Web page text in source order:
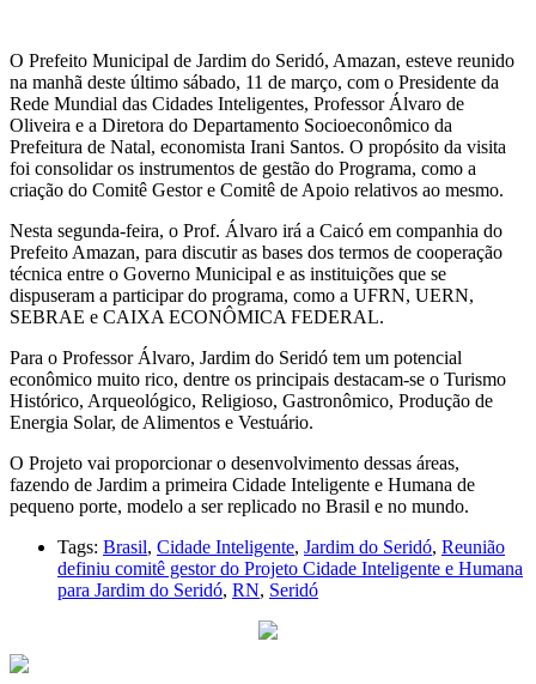
O Prefeito Municipal de Jardim do Seridó, Amazan, esteve reunido
na manhã deste último sábado, 11 de março, com o Presidente da
Rede Mundial das Cidades Inteligentes, Professor Álvaro de
Oliveira e a Diretora do Departamento Socioeconômico da
Prefeitura de Natal, economista Irani Santos. O propósito da visita
foi consolidar os instrumentos de gestão do Programa, como a
criação do Comitê Gestor e Comitê de Apoio relativos ao mesmo.
Nesta segunda-feira, o Prof. Álvaro irá a Caicó em companhia do
Prefeito Amazan, para discutir as bases dos termos de cooperação
técnica entre o Governo Municipal e as instituições que se
dispuseram a participar do programa, como a UFRN, UERN,
SEBRAE e CAIXA ECONÔMICA FEDERAL.
Para o Professor Álvaro, Jardim do Seridó tem um potencial
econômico muito rico, dentre os principais destacam-se o Turismo
Histórico, Arqueológico, Religioso, Gastronômico, Produção de
Energia Solar, de Alimentos e Vestuário.
O Projeto vai proporcionar o desenvolvimento dessas áreas,
fazendo de Jardim a primeira Cidade Inteligente e Humana de
pequeno porte, modelo a ser replicado no Brasil e no mundo.
Tags: Brasil, Cidade Inteligente, Jardim do Seridó, Reunião
definiu comitê gestor do Projeto Cidade Inteligente e Humana
para Jardim do Seridó, RN, Seridó